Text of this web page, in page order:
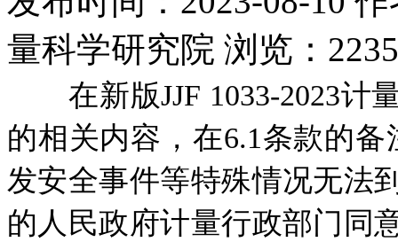
量科学研究院 浏览：
在新版JJF 1033-2023计
的相关内容，在6.1条款的
发安全事件等特殊情况无法
的人民政府计量行政部门同